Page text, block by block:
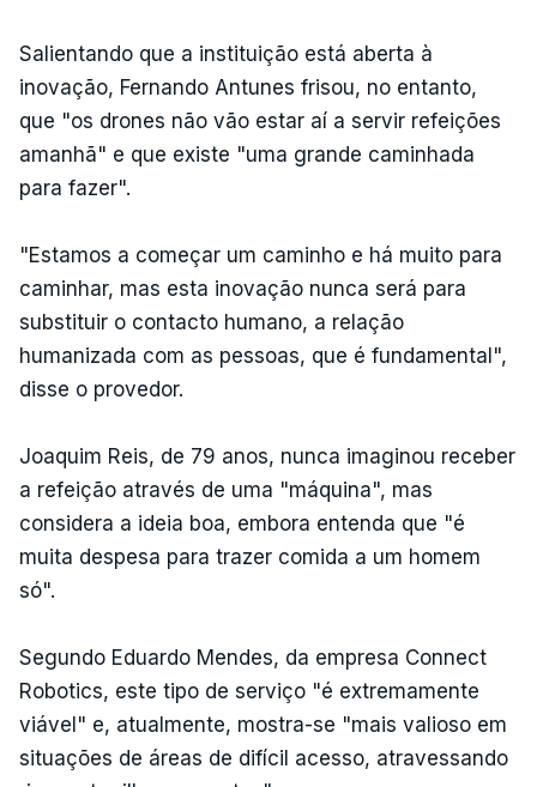
Salientando que a instituição está aberta à
inovação, Fernando Antunes frisou, no entanto,
que "os drones não vão estar aí a servir refeições
amanhã" e que existe "uma grande caminhada
para fazer".
"Estamos a começar um caminho e há muito para
caminhar, mas esta inovação nunca será para
substituir o contacto humano, a relação
humanizada com as pessoas, que é fundamental",
disse o provedor.
Joaquim Reis, de 79 anos, nunca imaginou receber
a refeição através de uma "máquina", mas
considera a ideia boa, embora entenda que "é
muita despesa para trazer comida a um homem
só".
Segundo Eduardo Mendes, da empresa Connect
Robotics, este tipo de serviço "é extremamente
viável" e, atualmente, mostra-se "mais valioso em
situações de áreas de difícil acesso, atravessando